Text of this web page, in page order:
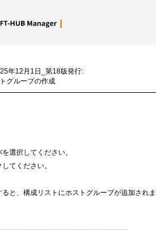
年12月1日_第18版発行:
グループの作成
選択してください。
てください。
と、構成リストにホストグループが追加され